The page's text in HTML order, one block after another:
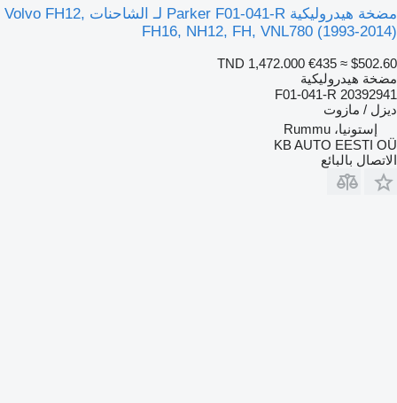
مضخة هيدروليكية Parker F01-041-R لـ الشاحنات Volvo FH12,
FH16, NH12, FH, VNL780 (1993-2014)
TND 1,472.000 €435 ≈ $502.60
مضخة هيدروليكية
F01-041-R 20392941
ديزل / مازوت
إستونيا، Rummu
KB AUTO EESTI OÜ
الاتصال بالبائع